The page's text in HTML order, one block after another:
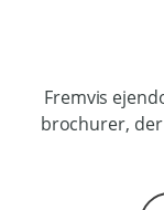
Fremvis
brochurer,